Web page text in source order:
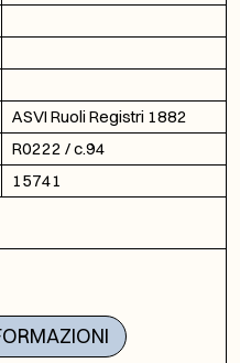
ASVI Ruoli Registri 1882
R0222 / c.94
15741